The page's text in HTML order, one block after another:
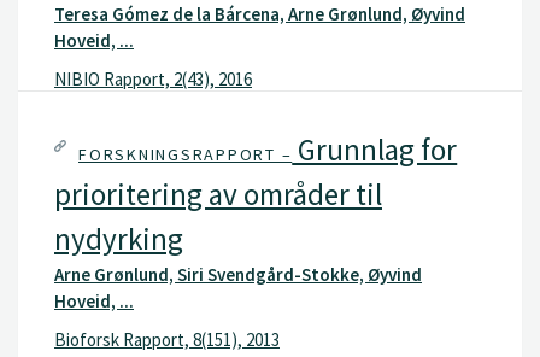
Teresa Gómez de la Bárcena, Arne Grønlund, Øyvind
Hoveid, ...
NIBIO Rapport, 2(43), 2016
FORSKNINGSRAPPORT – Grunnlag for
prioritering av områder til
nydyrking
Arne Grønlund, Siri Svendgård-Stokke, Øyvind
Hoveid, ...
Bioforsk Rapport, 8(151), 2013